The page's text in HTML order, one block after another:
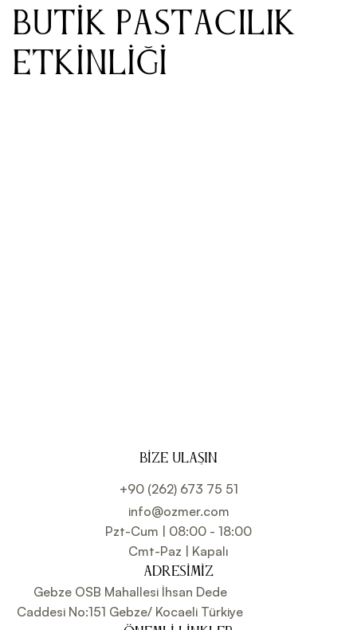
BUTIK PASTACILIK
ETKINLIĞI
BIZE ULAŞIN
+90 (262) 673 75 51
info@ozmer.com
Pzt-Cum | 08:00 - 18:00
Cmt-Paz | Kapalı
ADRESIMIZ
Gebze OSB Mahallesi İhsan Dede
Caddesi No:151 Gebze/ Kocaeli Türkiye